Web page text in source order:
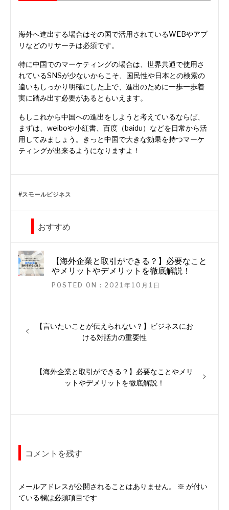
海外へ進出する場合はその国で活用されているWEBやアプ
リなどのリサーチは必須です。
特に中国でのマーケティングの場合は、世界共通で使用さ
れているSNSが少ないからこそ、国民性や日本との検索の
違いもしっかり明確にした上で、進出のために一歩一歩着
実に踏み出す必要があるともいえます。
もしこれから中国への進出をしようと考えているならば、
まずは、weiboや小紅書、百度（baidu）などを日常から活
用してみましょう。きっと中国で大きな効果を持つマーケ
ティングが出来るようになりますよ！
#スモールビジネス
おすすめ
【海外企業と取引ができる？】必要なこと
やメリットやデメリットを徹底解説！
POSTED ON : 2021年10月1日
稿
過
稿:
【言いたいことが伝えられない？】ビジネスにお
ける対話力の重要性
次【海外企業と取引ができる？】必要なことやメリ
ットやデメリットを徹底解説！
コメントを残す
メールアドレスが公開されることはありません。 ※ が付い
ている欄は必須項目です